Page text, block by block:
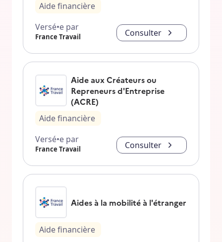
Aide financière
Versé•e par
France Travail Consulter
Aide aux Créateurs ou
Repreneurs d'Entreprise
(ACRE)
Aide financière
Versé•e par
France Travail Consulter
Aides à la mobilité à l'étranger
Aide financière